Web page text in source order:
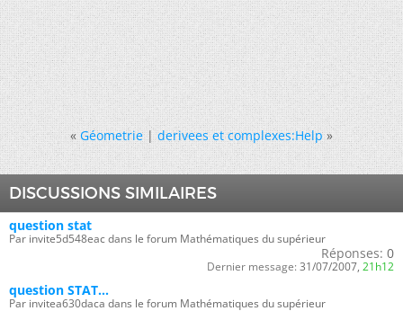
« Géometrie|derivees et complexes:Help »
DISCUSSIONS SIMILAIRES
question stat
Par invite5d548eac dans le forum Mathématiques du supérieur
Réponses: 0
Dernier message: 31/07/2007, 21h12
question STAT...
Par invitea630daca dans le forum Mathématiques du supérieur